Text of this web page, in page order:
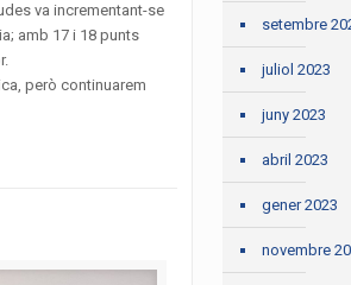
va incrementant-se
amb 17 i 18 punts
però continuarem
setembre
juliol 2023
juny 2023
abril 2023
gener 2023
novembre